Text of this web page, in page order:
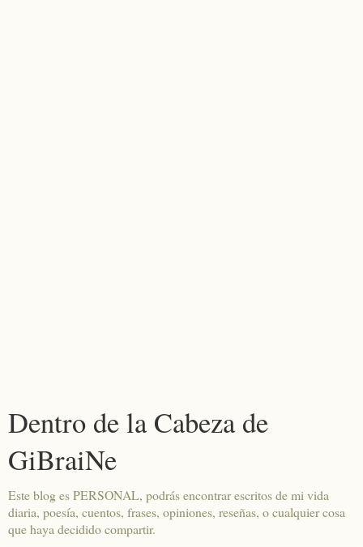
Dentro de la Cabeza de
GiBraiNe
Este blog es PERSONAL, podrás encontrar escritos de mi vida
diaria, poesía, cuentos, frases, opiniones, reseñas, o cualquier cosa
que haya decidido compartir.